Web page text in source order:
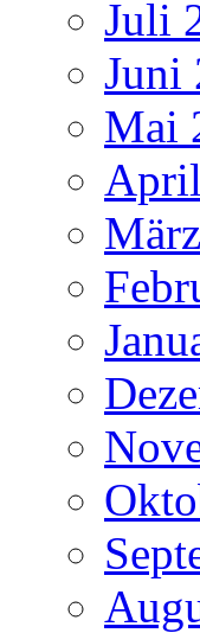
Juli
Juni
Mai